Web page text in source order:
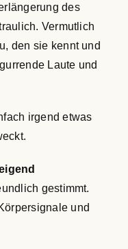
des
Vermutlich
den sie kennt und
Laute und
irgend etwas
gestimmt.
und